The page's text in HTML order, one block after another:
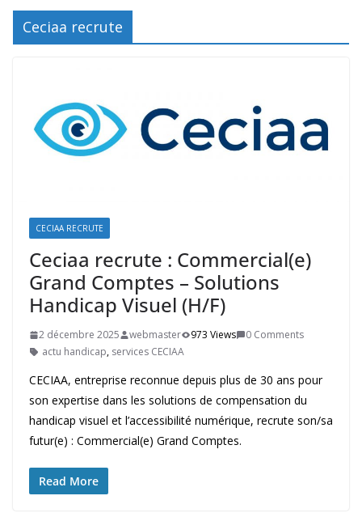
Ceciaa recrute
CECIAA RECRUTE
Ceciaa recrute : Commercial(e)
Grand Comptes – Solutions
Handicap Visuel (H/F)
2 décembre 2025 webmaster 973 Views
0 Comments
actu handicap, services CECIAA
CECIAA, entreprise reconnue depuis plus de 30 ans pour
son expertise dans les solutions de compensation du
handicap visuel et l’accessibilité numérique, recrute son/sa
futur(e) : Commercial(e) Grand Comptes.
Read More